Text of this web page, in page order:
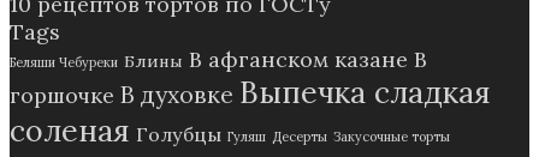
Tags
Беляши Чебуреки Блины В афганском казане В
горшочке В духовке Выпечка сладкая
соленая Голубцы Гуляш Десерты Закусочные торты